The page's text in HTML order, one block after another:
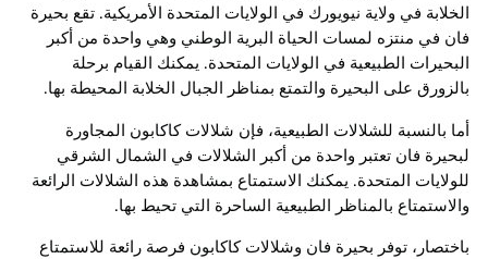
الخلابة في ولاية نيويورك في الولايات المتحدة الأمريكية. تقع بحيرة
فان في منتزه لمسات الحياة البرية الوطني وهي واحدة من أكبر
البحيرات الطبيعية في الولايات المتحدة. يمكنك القيام برحلة
بالزورق على البحيرة والتمتع بمناظر الجبال الخلابة المحيطة بها.
أما بالنسبة للشلالات الطبيعية، فإن شلالات كاكابون المجاورة
لبحيرة فان تعتبر واحدة من أكبر الشلالات في الشمال الشرقي
للولايات المتحدة. يمكنك الاستمتاع بمشاهدة هذه الشلالات الرائعة
والاستمتاع بالمناظر الطبيعية الساحرة التي تحيط بها.
باختصار، توفر بحيرة فان وشلالات كاكابون فرصة رائعة للاستمتاع